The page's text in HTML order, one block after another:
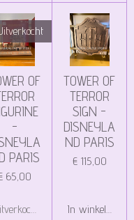
OF
-
PARIS
65,00
TOWER OF
TERROR
SIGN -
DISNEYLA
ND PARIS
€ 115,00
In winkelwagen